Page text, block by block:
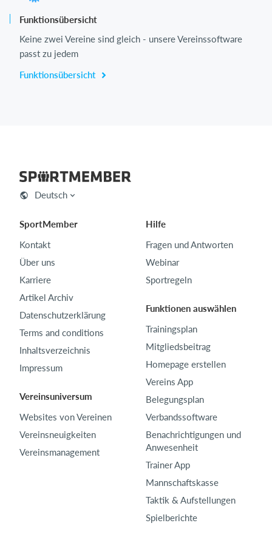
Funktionsübersicht
Keine zwei Vereine sind gleich - unsere Vereinssoftware
passt zu jedem
Funktionsübersicht
Deutsch
SportMember
Kontakt
Über uns
Karriere
Artikel Archiv
Datenschutzerklärung
Terms and conditions
Inhaltsverzeichnis
Impressum
Vereinsuniversum
Websites von Vereinen
Vereinsneuigkeiten
Vereinsmanagement
Hilfe
Fragen und Antworten
Webinar
Sportregeln
Funktionen auswählen
Trainingsplan
Mitgliedsbeitrag
Homepage erstellen
Vereins App
Belegungsplan
Verbandssoftware
Benachrichtigungen und
Anwesenheit
Trainer App
Mannschaftskasse
Taktik & Aufstellungen
Spielberichte